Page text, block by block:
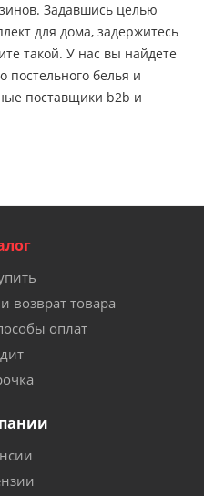
Задавшись целью
для дома, задержитесь
такой. У нас вы найдете
постельного белья и
поставщики b2b и
возврат товара
оплат